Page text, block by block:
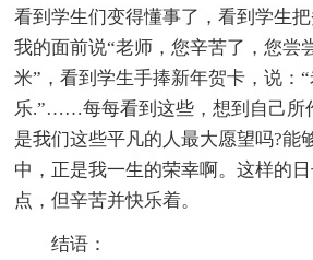
看到学生们变得懂事了，看到学生
我的面前说“老师，您辛苦了，您尝
米”，看到学生手捧新年贺卡，说：
乐.”……每每看到这些，想到自己所
是我们这些平凡的人最大愿望吗?能
中，正是我一生的荣幸啊。这样的
点，但辛苦并快乐着。
结语：